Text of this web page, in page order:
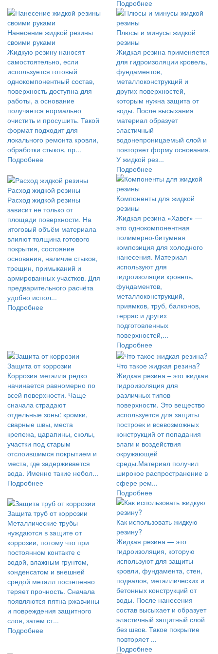
Подробнее
Нанесение жидкой резины
своими руками
Жидкую резину наносят
самостоятельно, если
используется готовый
однокомпонентный состав,
поверхность доступна для
работы, а основание
получается нормально
очистить и просушить. Такой
формат подходит для
локального ремонта кровли,
обработки стыков, пр...
Подробнее
Плюсы и минусы жидкой
резины
Жидкая резина применяется
для гидроизоляции кровель,
фундаментов,
металлоконструкций и
других поверхностей,
которым нужна защита от
воды. После высыхания
материал образует
эластичный
водонепроницаемый слой и
повторяет форму основания.
У жидкой рез...
Подробнее
Расход жидкой резины
Расход жидкой резины
зависит не только от
площади поверхности. На
итоговый объём материала
влияют толщина готового
покрытия, состояние
основания, наличие стыков,
трещин, примыканий и
армированных участков. Для
предварительного расчёта
удобно испол...
Подробнее
Компоненты для жидкой
резины
Жидкая резина «Хавег» —
это однокомпонентная
полимерно-битумная
композиция для холодного
нанесения. Материал
используют для
гидроизоляции кровель,
фундаментов,
металлоконструкций,
приямков, труб, балконов,
террас и других
подготовленных
поверхностей,...
Подробнее
Защита от коррозии
Коррозия металла редко
начинается равномерно по
всей поверхности. Чаще
сначала страдают
отдельные зоны: кромки,
сварные швы, места
крепежа, царапины, сколы,
участки под старым
отслоившимся покрытием и
места, где задерживается
вода. Именно такие небол...
Подробнее
Что такое жидкая резина?
Жидкая резина – это жидкая
гидроизоляция для
различных типов
поверхности. Это вещество
используется для защиты
построек и всевозможных
конструкций от попадания
влаги и воздействия
окружающей
среды.Материал получил
широкое распространение в
сфере рем...
Подробнее
Защита труб от коррозии
Металлические трубы
нуждаются в защите от
коррозии, потому что при
постоянном контакте с
водой, влажным грунтом,
конденсатом и внешней
средой металл постепенно
теряет прочность. Сначала
появляются пятна ржавчины
и повреждения защитного
слоя, затем ст...
Подробнее
Как использовать жидкую
резину?
Жидкая резина — это
гидроизоляция, которую
используют для защиты
кровли, фундамента, стен,
подвалов, металлических и
бетонных конструкций от
воды. После нанесения
состав высыхает и образует
эластичный защитный слой
без швов. Такое покрытие
повторяет ...
Подробнее